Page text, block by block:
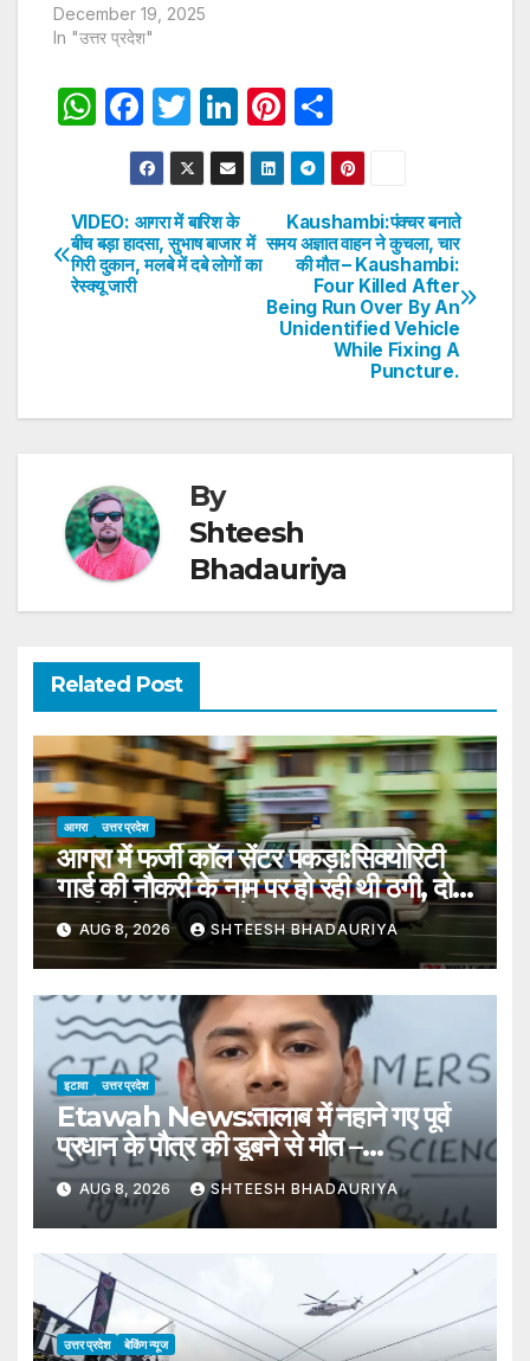
December 19, 2025
In "उत्तर प्रदेश"
W
s
A
p
F
a
c
e
b
T
w
itt
er
Li
n
k
e
dI
Pi
nt
er
e
st
h
ar
e
Post
navigation
Kaushambi:पंक्चर बनाते
समय अज्ञात वाहन ने कुचला, चार
की मौत – Kaushambi:
Four Killed After
Being Run Over By An
Unidentified Vehicle
While Fixing A
Puncture.
VIDEO: आगरा में बारिश के
बीच बड़ा हादसा, सुभाष बाजार में
गिरी दुकान, मलबे में दबे लोगों का
रेस्क्यू जारी
By
Shteesh
Bhadauriya
Related Post
आगरा उत्तर प्रदेश
आगरा में फर्जी काॅल सेंटर पकड़ा:सिक्योरिटी
गार्ड की नाैकरी के नाम पर हो रही थी ठगी, दो
युवती समेत चार पकड़े – Police Bust
Fake Call Center In Agra
AUG 8, 2026 SHTEESH BHADAURIYA
इटावा उत्तर प्रदेश
Etawah News:तालाब में नहाने गए पूर्व
प्रधान के पौत्र की डूबने से मौत –
Grandson Of Former Village
Head Drowns While Bathing
In A Pond
AUG 8, 2026 SHTEESH BHADAURIYA
उत्तर प्रदेश बेकिंग न्यूज